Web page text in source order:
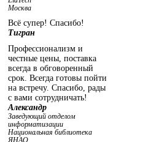
Москва
Всё супер! Спасибо!
Тигран
Профессионализм и
честные цены, поставка
всегда в обговоренный
срок. Всегда готовы пойти
на встречу. Спасибо, рады
с вами сотрудничать!
Александр
Заведующий отделом
информатизации
Национальная библиотека
ЯНАО